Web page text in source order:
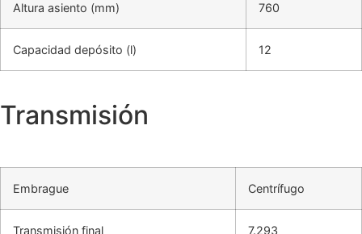
Altura asiento (mm) 760
Capacidad depósito (l) 12
Transmisión
Embrague Centrífugo
Transmisión final 7.293